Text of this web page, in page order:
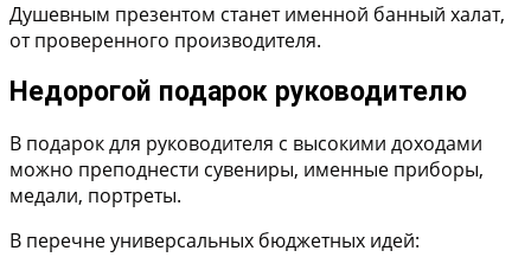
Душевным презентом станет именной банный халат,
от проверенного производителя.
Недорогой подарок руководителю
В подарок для руководителя с высокими доходами
можно преподнести сувениры, именные приборы,
медали, портреты.
В перечне универсальных бюджетных идей: